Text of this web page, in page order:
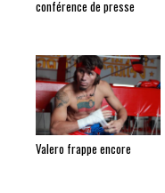
conférence de presse
Valero frappe encore